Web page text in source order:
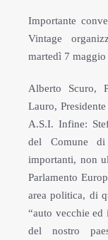
Importante
Vintage
martedì 7
Alberto Scuro,
Lauro,
A.S.I. Infine:
del Comune
importanti, non
Parlamento
area politica, di
“auto vecchie
del nostro